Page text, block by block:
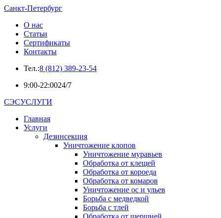
Санкт-Петербург
О нас
Статьи
Сертификаты
Контакты
Тел.:8 (812) 389-23-54
9:00-22:0024/7
СЭСУСЛУГИ
Главная
Услуги
Дезинсекция
Уничтожение клопов
Уничтожение муравьев
Обработка от клещей
Обработка от короеда
Обработка от комаров
Уничтожение ос и ульев
Борьба с медведкой
Борьба с тлей
Обработка от шершней